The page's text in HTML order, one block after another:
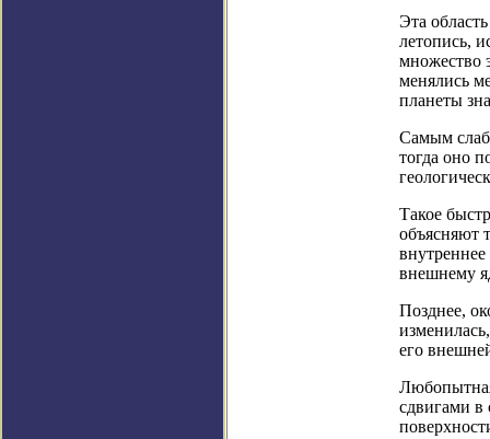
Эта
летопись,
множество
менялись
планеты
Самым
тогда оно
Такое
объясняют
внешнему
Позднее,
его
сдвигами